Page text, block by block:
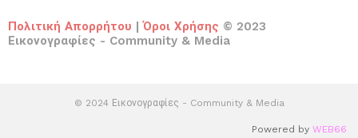
Πολιτική Απορρήτου | Όροι Χρήσης © 2023
Εικονογραφίες - Community & Media
© 2024 Εικονογραφίες - Community & Media
Powered by WEB66